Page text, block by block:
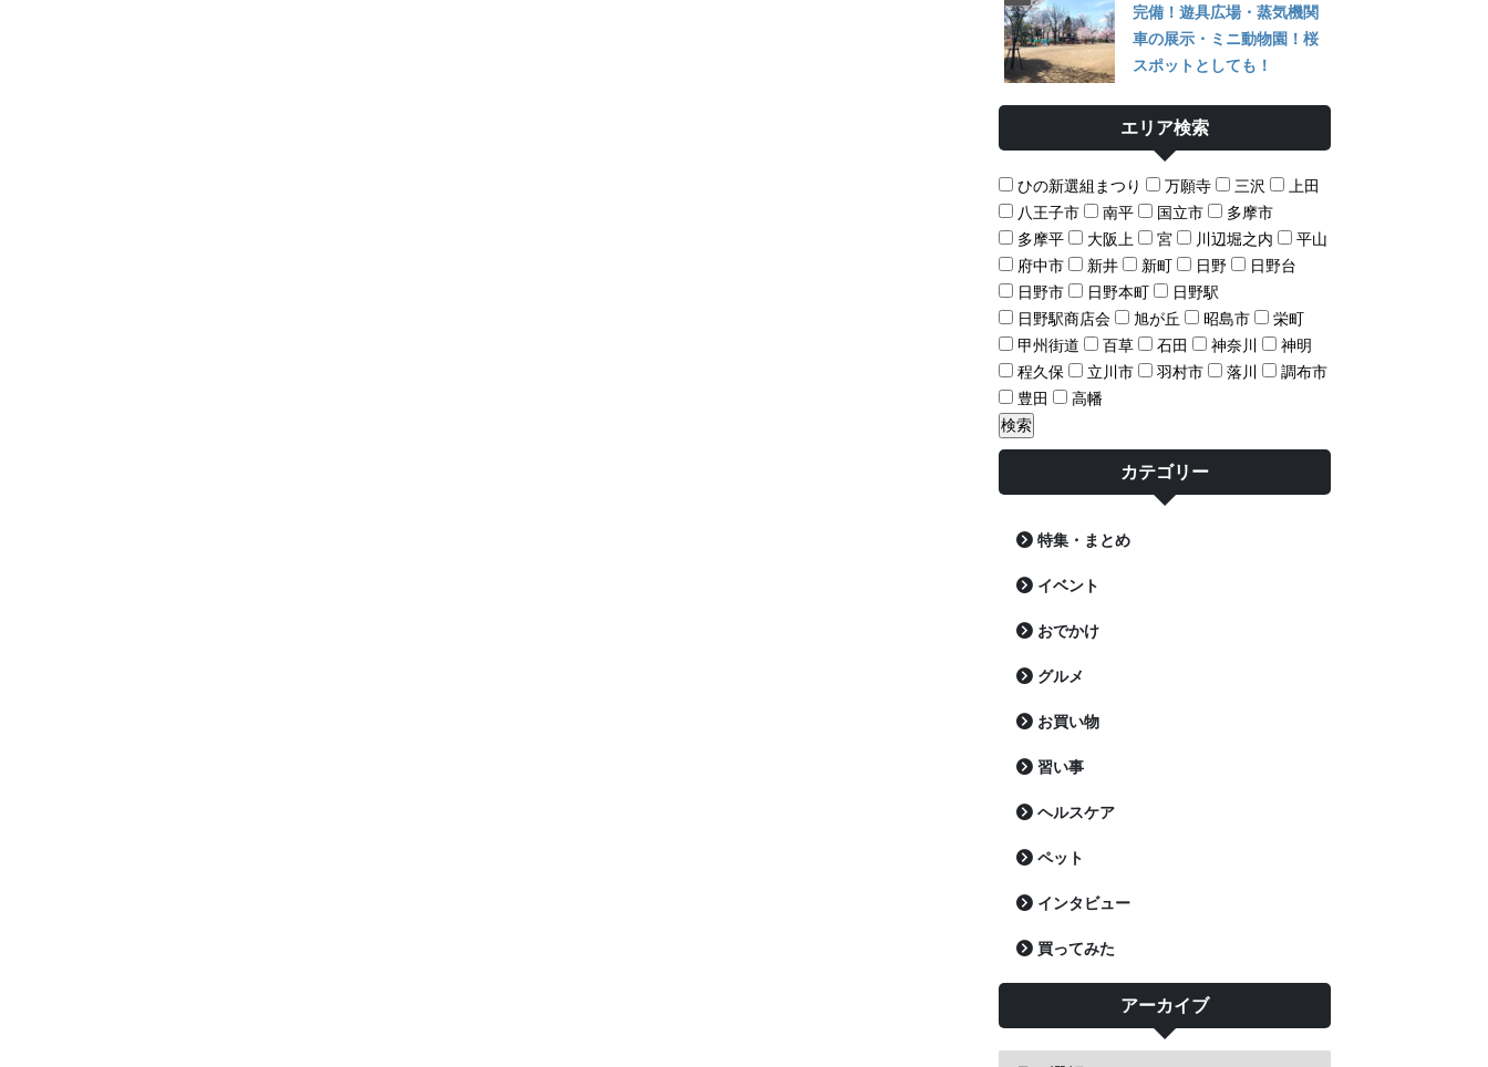
完備！遊具広場・蒸気機関
車の展示・ミニ動物園！桜
スポットとしても！
エリア検索
ひの新選組まつり 万願寺 三沢
上田
八王子市
南平 国立市
多摩市
多摩平
大阪上 宮 川辺堀之内
平山
府中市
新井 新町 日野
日野台
日野市
日野本町
日野駅
日野駅商店会
旭が丘 昭島市
栄町
甲州街道
百草 石田 神奈川
神明
程久保
立川市 羽村市 落川
調布市
豊田
高幡
カテゴリー
特集・まとめ
イベント
おでかけ
グルメ
お買い物
習い事
ヘルスケア
ペット
インタビュー
買ってみた
アーカイブ